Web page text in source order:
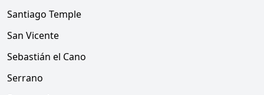
Santiago Temple
San Vicente
Sebastián el Cano
Serrano